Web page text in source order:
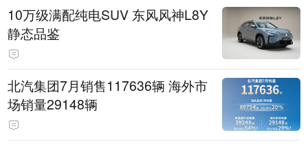
10万级满配纯电SUV 东风风神L8Y
静态品鉴
北汽集团7月销售117636辆 海外市
场销量29148辆